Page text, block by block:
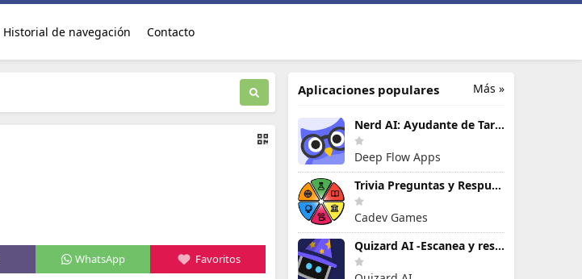
Historial de navegación Contacto
WhatsApp Favoritos
Más »
Aplicaciones populares
Nerd AI: Ayudante de Tareas IA
Deep Flow Apps
Trivia Preguntas y Respuestas
Cadev Games
Quizard AI -Escanea y resuelve